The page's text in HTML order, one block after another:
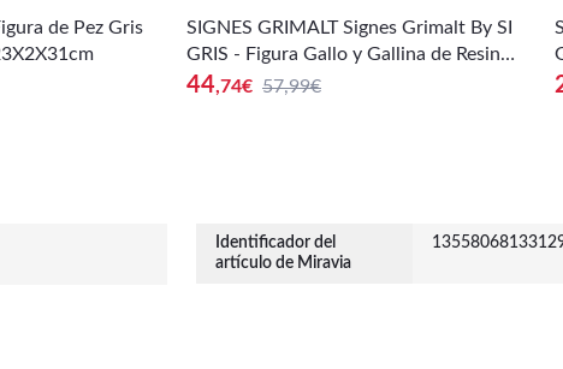
de Pez Gris
SIGNES GRIMALT Signes Grimalt By SI
GRIS - Figura Gallo y Gallina de Resina
Marrón | Figuras De Resina Para Jardín
44,74€ 57,99€
Identificador del
artículo de Miravia